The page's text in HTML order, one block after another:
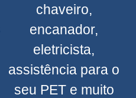
chaveiro,
encanador,
eletricista,
assistência para o
seu PET e muito